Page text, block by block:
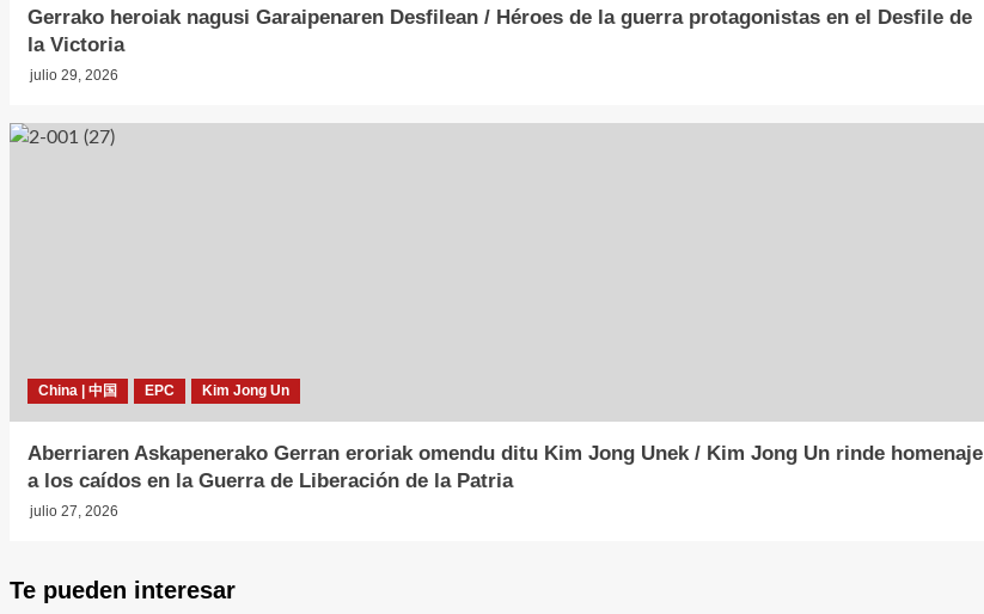
Gerrako heroiak nagusi Garaipenaren Desfilean / Héroes de la guerra protagonistas en el Desfile de
la Victoria
julio 29, 2026
China | 中国 EPC Kim Jong Un
Aberriaren Askapenerako Gerran eroriak omendu ditu Kim Jong Unek / Kim Jong Un rinde homenaje
a los caídos en la Guerra de Liberación de la Patria
julio 27, 2026
Te pueden interesar